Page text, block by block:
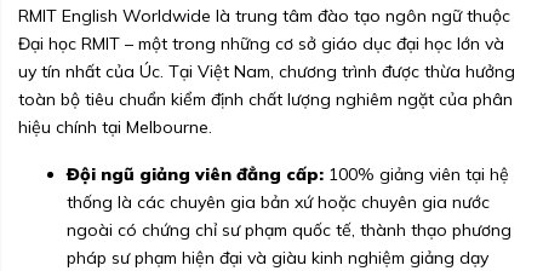
RMIT English Worldwide là trung tâm đào tạo ngôn ngữ thuộc
Đại học RMIT – một trong những cơ sở giáo dục đại học lớn và
uy tín nhất của Úc. Tại Việt Nam, chương trình được thừa hưởng
toàn bộ tiêu chuẩn kiểm định chất lượng nghiêm ngặt của phân
hiệu chính tại Melbourne.
Đội ngũ giảng viên đẳng cấp: 100% giảng viên tại hệ
thống là các chuyên gia bản xứ hoặc chuyên gia nước
ngoài có chứng chỉ sư phạm quốc tế, thành thạo phương
pháp sư phạm hiện đại và giàu kinh nghiệm giảng dạy